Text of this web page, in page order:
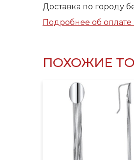
Доставка по городу
Подробнее об оплате
ПОХОЖИЕ